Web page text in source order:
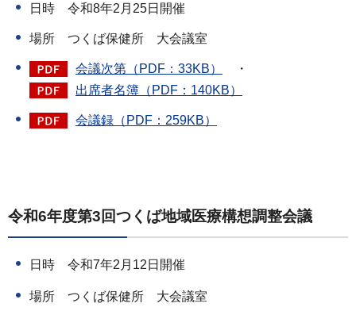
日時 令和8年2月25日開催
場所 つくば保健所 大会議室
会議次第（PDF：33KB）
・
出席者名簿（PDF：140KB）
会議録（PDF：259KB）
令和6年度第3回つくば地域医療構想調整会議
日時 令和7年2月12日開催
場所 つくば保健所 大会議室